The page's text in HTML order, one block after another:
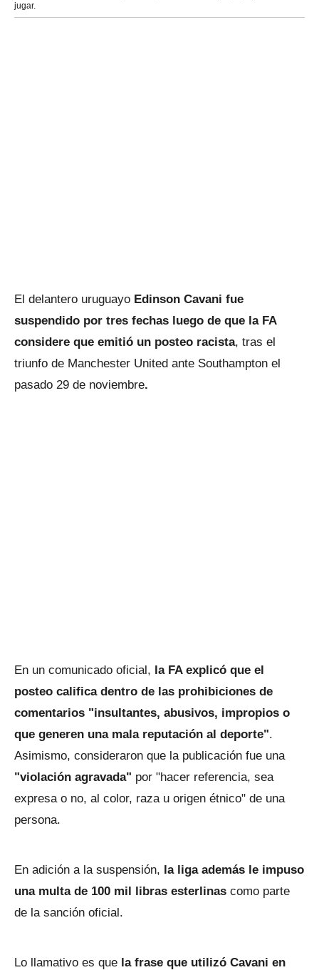
jugar.
El delantero uruguayo Edinson Cavani fue
suspendido por tres fechas luego de que la FA
considere que emitió un posteo racista, tras el
triunfo de Manchester United ante Southampton el
pasado 29 de noviembre.
En un comunicado oficial, la FA explicó que el
posteo califica dentro de las prohibiciones de
comentarios "insultantes, abusivos, impropios o
que generen una mala reputación al deporte".
Asimismo, consideraron que la publicación fue una
"violación agravada" por "hacer referencia, sea
expresa o no, al color, raza u origen étnico" de una
persona.
En adición a la suspensión, la liga además le impuso
una multa de 100 mil libras esterlinas como parte
de la sanción oficial.
Lo llamativo es que la frase que utilizó Cavani en